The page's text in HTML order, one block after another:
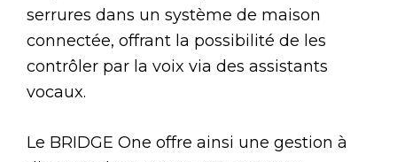
serrures dans un système de maison
connectée, offrant la possibilité de les
contrôler par la voix via des assistants
vocaux.
Le BRIDGE One offre ainsi une gestion à